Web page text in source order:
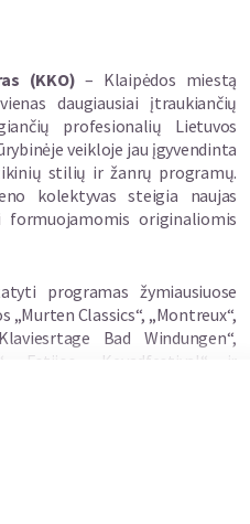
(III dalis „Vasara“)
ferruginea“ (2025)
(III dalis „Vasara“)
ne racionaliai, bet
krūtinės centrą. Trečioji ciklo
atminties ir dabarties santykį.
beveik nepastebimais
kontempliatyvia, vidine
Prancūzijoje, JAV. Autoriniai
K. Čiurlionio nacionaliniame
(KKO) – Klaipėdos miestą
daugiausiai įtraukiančių
profesionalių Lietuvos
veikloje jau įgyvendinta
stilių ir žanrų programų.
kolektyvas steigia naujas
formuojamomis originaliomis
programas žymiausiuose
„Murten Classics“, „Montreux“,
Bad Windungen“,
Estijos „Kevadfestival“ ir
„Vilniaus“ festivalyje bei
plečia bendradarbiavimą
menų profesionalais.
ir muzikos kritikų